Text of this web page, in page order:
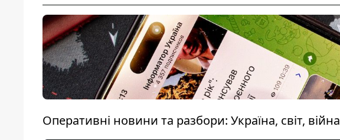
Оперативні новини та разбори: Україна, світ, війна